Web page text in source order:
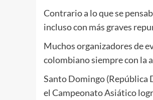
Contrario a lo que se
incluso con más graves
Muchos organizadores de
colombiano siempre con la
Santo Domingo (República
el Campeonato Asiático